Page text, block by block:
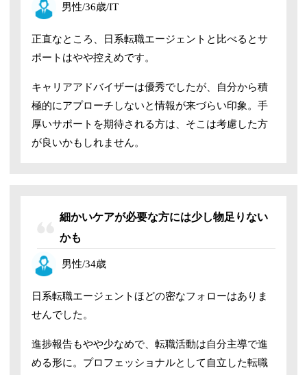
男性/36歳/IT
正直なところ、日系転職エージェントと比べるとサ
ポートはやや控えめです。
キャリアアドバイザーは優秀でしたが、自分から積
極的にアプローチしないと情報が来づらい印象。手
厚いサポートを期待される方は、そこは考慮した方
が良いかもしれません。
細かいケアが必要な方には少し物足りない
かも
男性/34歳
日系転職エージェントほどの密なフォローはありま
せんでした。
進捗報告もやや少なめで、転職活動は自分主導で進
める形に。プロフェッショナルとして自立した転職